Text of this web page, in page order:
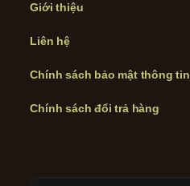
Giới thiệu
Liên hệ
Chính sách bảo mật thông tin
Chính sách đổi trả hàng